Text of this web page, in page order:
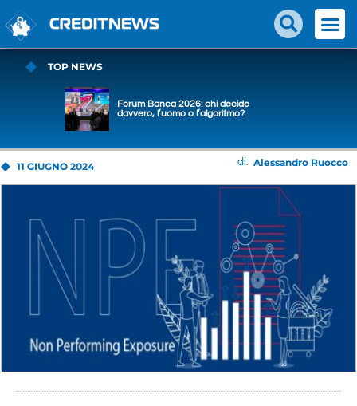
TOP NEWS
Forum Banca 2026: chi decide
davvero, l’uomo o l’algoritmo?
11 GIUGNO 2024 di: Alessandro Ruocco